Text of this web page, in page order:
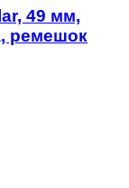
49 мм,
ремешок